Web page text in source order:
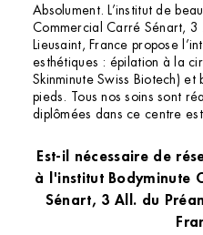
Absolument. L’institut de
Commercial Carré Sénart,
Lieusaint, France propose
esthétiques : épilation à la
Skinminute Swiss Biotech)
pieds. Tous nos soins sont
diplômées dans ce centre
Est-il nécessaire de
à l'institut Bodyminute
Sénart, 3 All. du